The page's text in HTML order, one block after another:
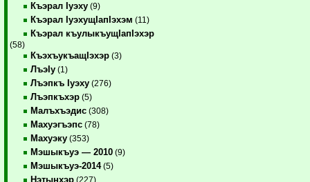
Къэрал Iуэху (9)
Къэрал IуэхущIапIэхэм (11)
Къэрал къулыкъущIапIэхэр
(58)
КъэхъукъащIэхэр (3)
ЛъэIу (1)
Лъэпкъ Iуэху (276)
Лъэпкъхэр (5)
Малъхъэдис (308)
Махуэгъэпс (78)
Махуэку (353)
Мэшыкъуэ — 2010 (9)
Мэшыкъуэ-2014(5)
Нэтынхэр (227)